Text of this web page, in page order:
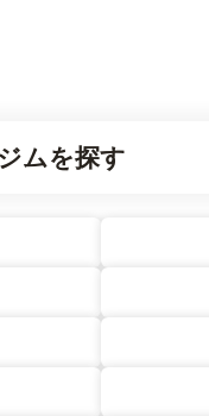
ムを探す